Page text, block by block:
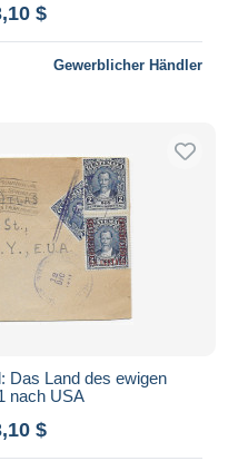
$
Gewerblicher Händler
Das Land des ewigen
nach USA
$